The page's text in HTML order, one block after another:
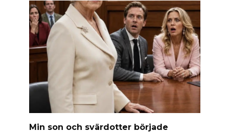
Min son och svärdotter började